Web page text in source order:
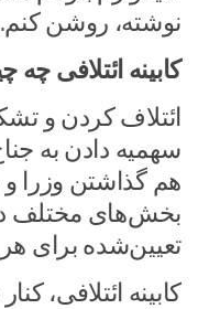
نوشته، روشن کنم.
کابینه ائتلافی
ائتلاف کردن و
سهمیه دادن به
هم گذاشتن وزرا
بخش‌های مختلف
تعیین‌شده برای
کابینه ائتلافی،